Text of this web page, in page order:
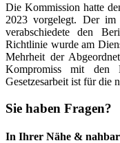
Die Kommission hatte
2023 vorgelegt. Der im
verabschiedete den
Richtlinie wurde am
Mehrheit der
Kompromiss mit den
Gesetzesarbeit ist für die
Sie haben Fragen?
In Ihrer Nähe & nahbar